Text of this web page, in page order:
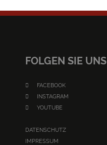
FOLGEN SIE UNS
FACEBOOK
INSTAGRAM
YOUTUBE
DATENSCHUTZ
IMPRESSUM